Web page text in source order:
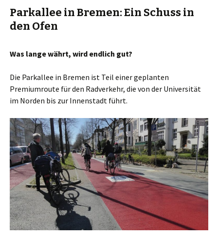
Parkallee in Bremen: Ein Schuss in
den Ofen
Was lange währt, wird endlich gut?
Die Parkallee in Bremen ist Teil einer geplanten
Premiumroute für den Radverkehr, die von der Universität
im Norden bis zur Innenstadt führt.